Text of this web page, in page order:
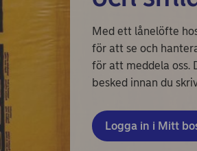
Mitt bostadsköp
Hantera bolåneärende
Med ett lånelöfte
för att se och
för att meddela oss.
besked innan du
Logga in i Mitt